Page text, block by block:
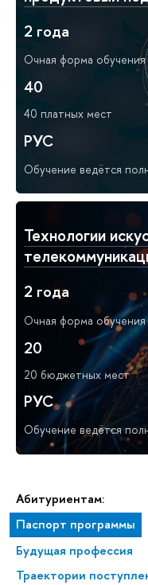
Абитуриентам:
Паспорт программы
Будущая профессия
Траектории
2 года
Очная форма обучения
40
40 платных мест
РУС
Обучение ведётся
Технологии
2 года
Очная форма обучения
20
20 бюджетных мест
РУС
Обучение ведётся